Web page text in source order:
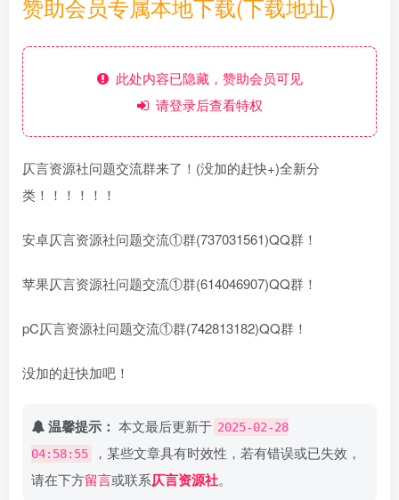
赞助会员专属本地下载(下载地址)
此处内容已隐藏，赞助会员可见
请登录后查看特权
仄言资源社问题交流群来了！(没加的赶快+)全新分
类！！！！！！
安卓仄言资源社问题交流①群(737031561)QQ群！
苹果仄言资源社问题交流①群(614046907)QQ群！
pC仄言资源社问题交流①群(742813182)QQ群！
没加的赶快加吧！
温馨提示： 本文最后更新于 2025-02-28
04:58:55
，某些文章具有时效性，若有错误或已失效，
请在下方留言或联系仄言资源社。